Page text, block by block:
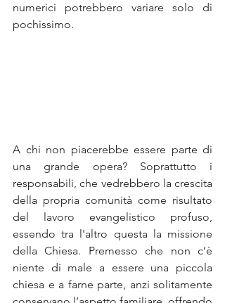
numerici potrebbero variare solo di
pochissimo.
A chi non piacerebbe essere parte di
una grande opera? Soprattutto i
responsabili, che vedrebbero la crescita
della propria comunità come risultato
del lavoro evangelistico profuso,
essendo tra l'altro questa la missione
della Chiesa. Premesso che non c’è
niente di male a essere una piccola
chiesa e a farne parte, anzi solitamente